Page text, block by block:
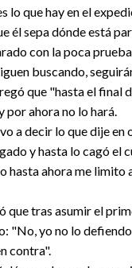
lo que hay en el
él sepa dónde está
con la poca
buscando,
que "hasta el final
ahora no lo hará.
a decir lo que dije en
y hasta lo cagó el
hasta ahora me limito
que tras asumir el
"No, yo no lo
contra".